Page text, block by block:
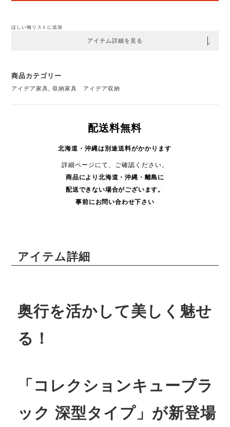
ほしい物リストに追加
アイテム詳細を見る
商品カテゴリー
アイデア家具 ,収納家具 アイデア収納
配送料無料
北海道・沖縄は別途送料がかかります
詳細ページにて、ご確認ください。
商品により 北海道・沖縄・ 離島に
配送できない場合がございます。
事前にお問い合わせ下さい
アイテム詳細
奥行を活かして美しく魅せ
る！
「コレクションキューブラ
ック 深型タイプ」が新登場